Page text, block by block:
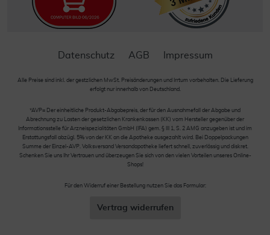
Datenschutz AGB Impressum
Alle Preise sind inkl. der gestzlichen MwSt. Preisänderungen und Irrtum vorbehalten. Die Lieferung
erfolgt nur innerhalb von Deutschland.
*AVP= Der einheitliche Produkt-Abgabepreis, der für den Ausnahmefall der Abgabe und
Abrechnung zu Lasten der gesetzlichen Krankenkassen (KK) vom Hersteller gegenüber der
Informationsstelle für Arzneispezialitäten GmbH (IFA) gem. § III 1, S. 2 AMG anzugeben ist und im
Erstattungsfall abzügl. 5% von der KK an die Apotheke ausgezahlt wird. Bei Doppelpackungen
Summe der Einzel-AVP. Volksversand Versandapotheke liefert schnell, zuverlässig und diskret.
Schenken Sie uns Ihr Vertrauen und überzeugen Sie sich von den vielen Vorteilen unseres Online-
Shops!
Für den Widerruf einer Bestellung nutzen Sie das Formular:
Vertrag widerrufen